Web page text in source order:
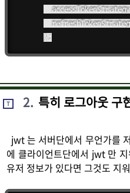
	accessTokenStrategy
} ;
T 2. 특히 로그아웃 구
jwt 는 서버단에서 무언가를
에 클라이언트단에서 jwt 만
유저 정보가 있다면 그것도 지